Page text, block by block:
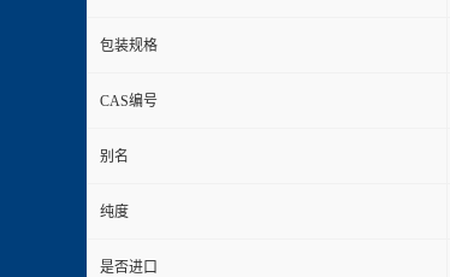
包装规格
CAS编号
别名
纯度
是否进口